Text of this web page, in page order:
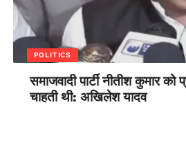
POLITICS
समाजवादी पार्टी नीतीश कुमार को
चाहती थी: अखिलेश यादव